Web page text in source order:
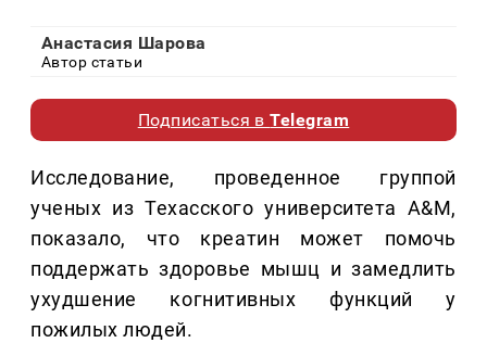
Анастасия Шарова
Автор статьи
Подписаться вTelegram
Исследование, проведенное группой
ученых из Техасского университета A&M,
показало, что креатин может помочь
поддержать здоровье мышц и замедлить
ухудшение когнитивных функций у
пожилых людей.